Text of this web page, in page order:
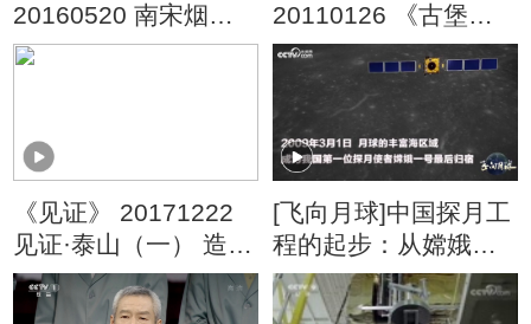
20160520 南宋烟云
——一片丹心
20110126 《古堡迷
踪》 （上）
《见证》 20171222
见证·泰山（一） 造化
钟神秀
[飞向月球]中国探月工
程的起步：从嫦娥一
号到嫦娥二号